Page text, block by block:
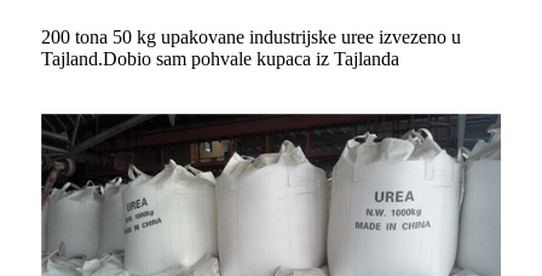
200 tona 50 kg upakovane industrijske uree izvezeno u
Tajland.Dobio sam pohvale kupaca iz Tajlanda